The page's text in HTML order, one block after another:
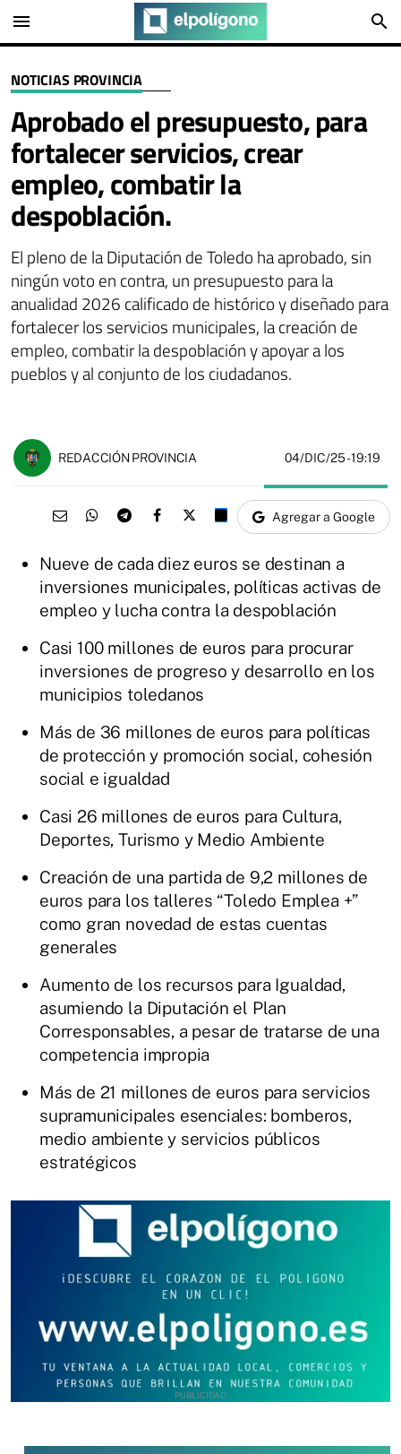
menu search
NOTICIAS PROVINCIA
Aprobado el presupuesto, para
fortalecer servicios, crear
empleo, combatir la
despoblación.
El pleno de la Diputación de Toledo ha aprobado, sin
ningún voto en contra, un presupuesto para la
anualidad 2026 calificado de histórico y diseñado para
fortalecer los servicios municipales, la creación de
empleo, combatir la despoblación y apoyar a los
pueblos y al conjunto de los ciudadanos.
REDACCIÓN PROVINCIA 04/DIC/25- 19:19
Agregar a Google
Nueve de cada diez euros se destinan a
inversiones municipales, políticas activas de
empleo y lucha contra la despoblación
Casi 100 millones de euros para procurar
inversiones de progreso y desarrollo en los
municipios toledanos
Más de 36 millones de euros para políticas
de protección y promoción social, cohesión
social e igualdad
Casi 26 millones de euros para Cultura,
Deportes, Turismo y Medio Ambiente
Creación de una partida de 9,2 millones de
euros para los talleres “Toledo Emplea +”
como gran novedad de estas cuentas
generales
Aumento de los recursos para Igualdad,
asumiendo la Diputación el Plan
Corresponsables, a pesar de tratarse de una
competencia impropia
Más de 21 millones de euros para servicios
supramunicipales esenciales: bomberos,
medio ambiente y servicios públicos
estratégicos